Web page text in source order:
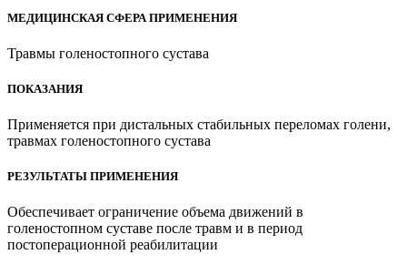
МЕДИЦИНСКАЯ СФЕРА ПРИМЕНЕНИЯ
Травмы голеностопного сустава
ПОКАЗАНИЯ
Применяется при дистальных стабильных переломах голени,
травмах голеностопного сустава
РЕЗУЛЬТАТЫ ПРИМЕНЕНИЯ
Обеспечивает ограничение объема движений в
голеностопном суставе после травм и в период
постоперационной реабилитации